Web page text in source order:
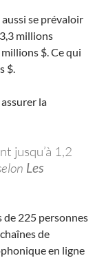
se prévaloir
millions
$. Ce qui
$.
la
jusqu’à 1,2
Les
de 225 personnes
de
en ligne